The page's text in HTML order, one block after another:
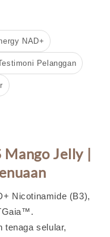
NAD+
Pelanggan
Mango Jelly |
Nicotinamide (B3),
tenaga selular,